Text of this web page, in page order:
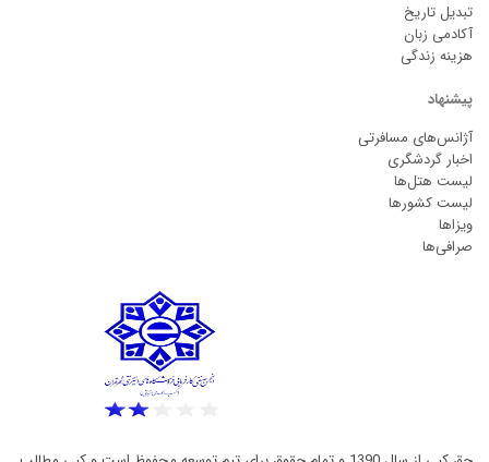
تبدیل تاریخ
آکادمی زبان
هزینه زندگی
پیشنهاد
آژانس‌های مسافرتی
اخبار گردشگری
لیست هتل‌ها
لیست کشورها
ویزاها
صرافی‌ها